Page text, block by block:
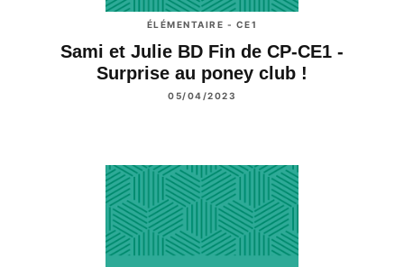
ÉLÉMENTAIRE - CE1
Sami et Julie BD Fin de CP-CE1 -
Surprise au poney club !
05/04/2023